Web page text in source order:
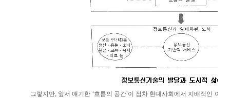
그렇지만, 앞서 얘기한 ‘흐름의 공간’이 점차 현대사회에서 지배적인 이